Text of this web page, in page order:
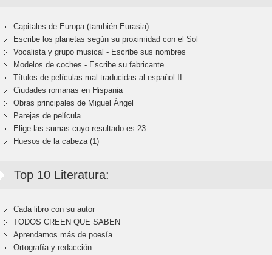
Capitales de Europa (también Eurasia)
Escribe los planetas según su proximidad con el Sol
Vocalista y grupo musical - Escribe sus nombres
Modelos de coches - Escribe su fabricante
Títulos de películas mal traducidas al español II
Ciudades romanas en Hispania
Obras principales de Miguel Ángel
Parejas de película
Elige las sumas cuyo resultado es 23
Huesos de la cabeza (1)
Top 10 Literatura:
Cada libro con su autor
TODOS CREEN QUE SABEN
Aprendamos más de poesía
Ortografía y redacción